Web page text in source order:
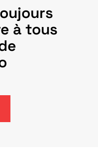
à tous